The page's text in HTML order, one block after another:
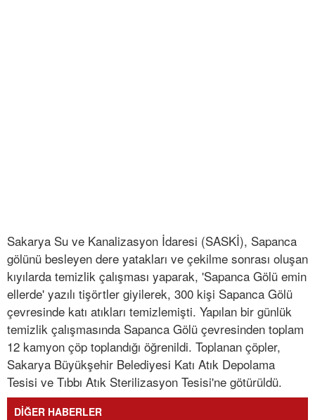
Sakarya Su ve Kanalizasyon İdaresi (SASKİ), Sapanca
gölünü besleyen dere yatakları ve çekilme sonrası oluşan
kıyılarda temizlik çalışması yaparak, 'Sapanca Gölü emin
ellerde' yazılı tişörtler giyilerek, 300 kişi Sapanca Gölü
çevresinde katı atıkları temizlemişti. Yapılan bir günlük
temizlik çalışmasında Sapanca Gölü çevresinden toplam
12 kamyon çöp toplandığı öğrenildi. Toplanan çöpler,
Sakarya Büyükşehir Belediyesi Katı Atık Depolama
Tesisi ve Tıbbı Atık Sterilizasyon Tesisi'ne götürüldü.
DİĞER HABERLER